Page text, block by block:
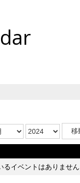
年:
るイベントはありません